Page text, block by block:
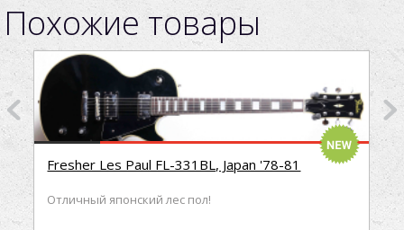
Похожие товары
Fresher Les Paul FL-331BL, Japan '78-81
Отличный японский лес пол!